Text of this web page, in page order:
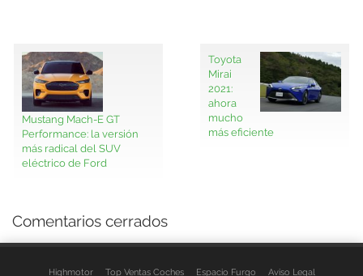
Mustang Mach-E GT
Performance: la versión
más radical del SUV
eléctrico de Ford
Toyota
Mirai
2021:
ahora
mucho
más eficiente
Comentarios cerrados
Highmotor Top Ventas Coches Espacio Furgo Aviso Legal